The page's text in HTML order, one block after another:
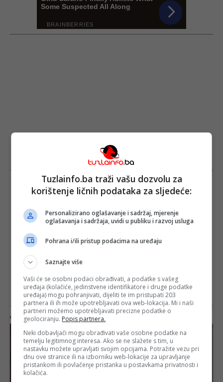
Više na istu temu
Tuzlainfo.ba traži vašu dozvolu za
korištenje ličnih podataka za sljedeće:
Personalizirano oglašavanje i sadržaj, mjerenje
oglašavanja i sadržaja, uvidi u publiku i razvoj usluga
Pohrana i/ili pristup podacima na uređaju
Saznajte više
Vaši će se osobni podaci obrađivati, a podatke s vašeg
uređaja (kolačiće, jedinstvene identifikatore i druge podatke
uređaja) mogu pohranjivati, dijeliti te im pristupati 203
partnera ili ih može upotrebljavati ova web-lokacija. Mi i naši
partneri možemo upotrebljavati precizne podatke o
geolociranju. Popis partnera.
Neki dobavljači mogu obrađivati vaše osobne podatke na
temelju legitimnog interesa. Ako se ne slažete s tim, u
nastavku možete upravljati svojim opcijama. Potražite vezu pri
dnu ove stranice ili na izborniku web-lokacije za upravljanje
pristankom ili povlačenje pristanka u postavkama privatnosti i
kolačića.